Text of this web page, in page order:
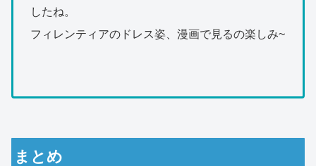
したね。
フィレンティアのドレス姿、漫画で見るの楽しみ~
まとめ